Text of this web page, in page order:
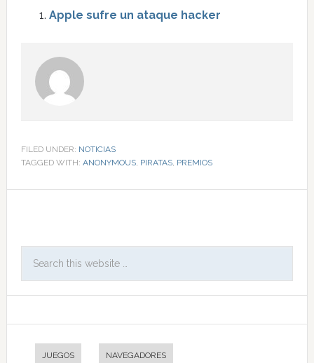
Apple sufre un ataque hacker
FILED UNDER: NOTICIAS
TAGGED WITH: ANONYMOUS, PIRATAS, PREMIOS
JUEGOS NAVEGADORES